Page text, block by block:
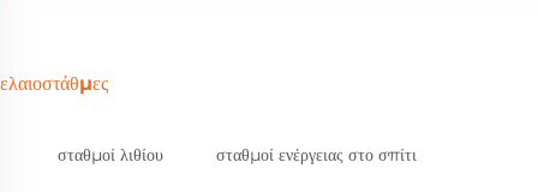
ελαιοστάθμες
σταθμοί λιθίου σταθμοί ενέργειας στο σπίτι